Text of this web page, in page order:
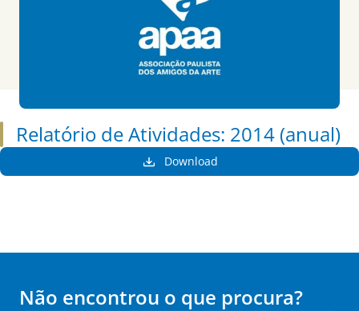
Relatório de Atividades: 2014 (anual)
Download
Não encontrou o que procura?